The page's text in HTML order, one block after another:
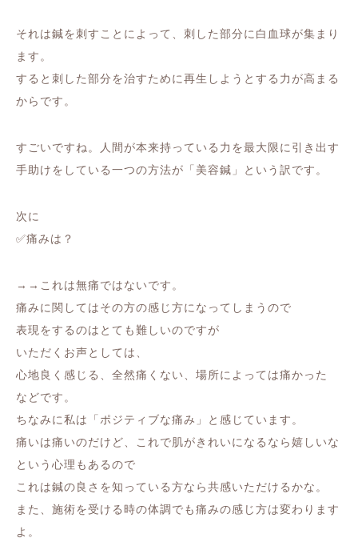
それは鍼を刺すことによって、刺した部分に白血球が集まり
ます。
すると刺した部分を治すために再生しようとする力が高まる
からです。
すごいですね。人間が本来持っている力を最大限に引き出す
手助けをしている一つの方法が「美容鍼」という訳です。
次に
✅痛みは？
→→これは無痛ではないです。
痛みに関してはその方の感じ方になってしまうので
表現をするのはとても難しいのですが
いただくお声としては、
心地良く感じる、全然痛くない、場所によっては痛かった
などです。
ちなみに私は「ポジティブな痛み」と感じています。
痛いは痛いのだけど、これで肌がきれいになるなら嬉しいな
という心理もあるので
これは鍼の良さを知っている方なら共感いただけるかな。
また、施術を受ける時の体調でも痛みの感じ方は変わります
よ。